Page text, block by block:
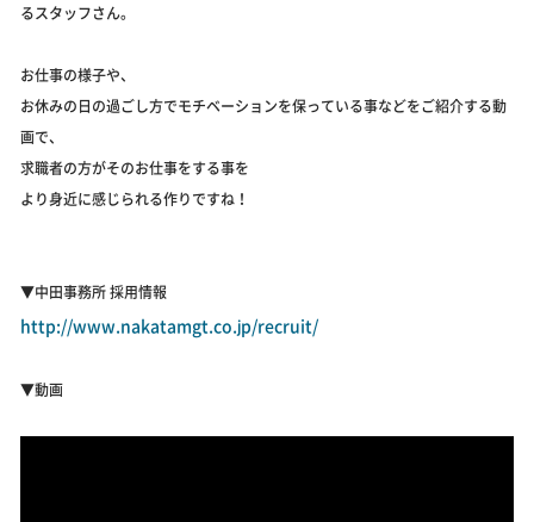
るスタッフさん。
お仕事の様子や、
お休みの日の過ごし方でモチベーションを保っている事などをご紹介する動
画で、
求職者の方がそのお仕事をする事を
より身近に感じられる作りですね！
▼中田事務所 採用情報
http://www.nakatamgt.co.jp/recruit/
▼動画